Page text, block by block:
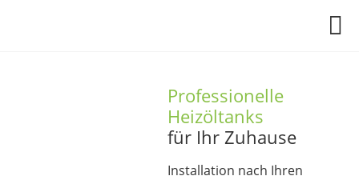
Professionelle
Heizöltanks
für Ihr Zuhause
Installation nach Ihren